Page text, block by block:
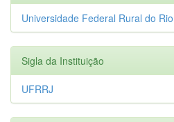
Universidade Federal Rural do
Sigla da Instituição
UFRRJ